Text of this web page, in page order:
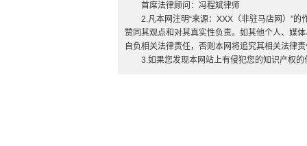
首席法律顾问：冯程斌律师
2.凡本网注明“来源：XXX（非驻马店网）”
赞同其观点和对其真实性负责。如其他个人、媒
自负相关法律责任，否则本网将追究其相关法律
3.如果您发现本网站上有侵犯您的知识产权